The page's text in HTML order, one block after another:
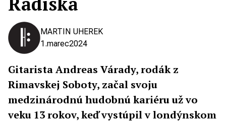
MARTIN UHEREK
1.marec2024
Gitarista Andreas Várady, rodák z
Rimavskej Soboty, začal svoju
medzinárodnúhudobnú kariéru už vo
veku 13 rokov, keď vystúpil v londýnskom